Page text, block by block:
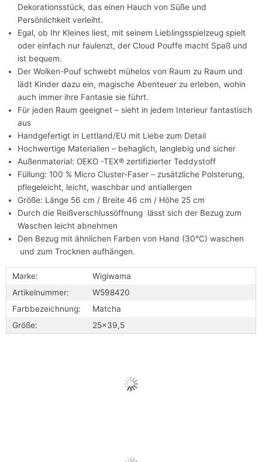
Dekorationsstück, das einen Hauch von Süße und
Persönlichkeit verleiht.
Egal, ob Ihr Kleines liest, mit seinem Lieblingsspielzeug spielt
oder einfach nur faulenzt, der Cloud Pouffe macht Spaß und
ist bequem.
Der Wolken-Pouf schwebt mühelos von Raum zu Raum und
lädt Kinder dazu ein, magische Abenteuer zu erleben, wohin
auch immer ihre Fantasie sie führt.
Für jeden Raum geeignet – sieht in jedem Interieur fantastisch
aus
Handgefertigt in Lettland/EU mit Liebe zum Detail
Hochwertige Materialien – behaglich, langlebig und sicher
Außenmaterial: OEKO -TEX® zertifizierter Teddystoff
Füllung: 100 % Micro Cluster-Faser – zusätzliche Polsterung,
pflegeleicht, leicht, waschbar und antiallergen
Größe: Länge 56 cm / Breite 46 cm / Höhe 25 cm
Durch die Reißverschlussöffnung lässt sich der Bezug zum
Waschen leicht abnehmen
Den Bezug mit ähnlichen Farben von Hand (30°C) waschen
und zum Trocknen aufhängen.
Marke:
Wigiwama
Artikelnummer:
W598420
Farbbezeichnung:
Matcha
Größe:
25x39,5